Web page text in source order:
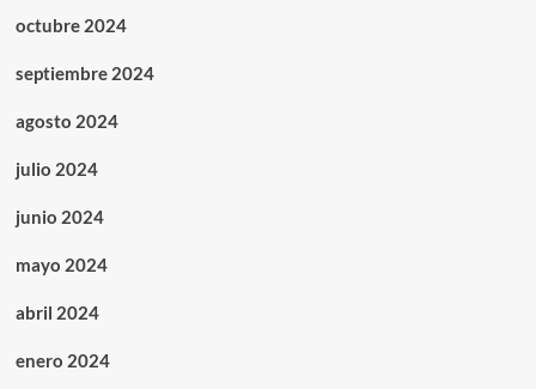
octubre 2024
septiembre 2024
agosto 2024
julio 2024
junio 2024
mayo 2024
abril 2024
enero 2024